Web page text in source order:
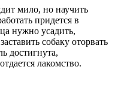
мило, но научить
придется в
нужно усадить,
собаку оторвать
достигнута,
лакомство.